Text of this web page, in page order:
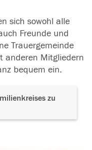
sich sowohl alle
Freunde und
Trauergemeinde
anderen Mitgliedern
bequem ein.
zu